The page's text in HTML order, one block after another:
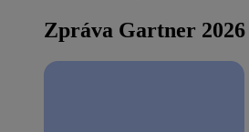
Zpráva Gartner 2026